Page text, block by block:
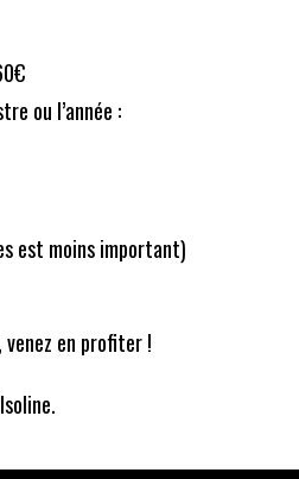
ou l’année :
est moins important)
venez en profiter !